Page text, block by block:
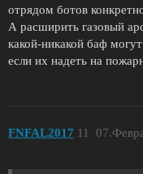
отрядом ботов
А расширить газовый
какой-никакой баф
если их надеть на
FNFAL2017 11